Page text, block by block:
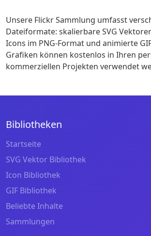
Unsere Flickr Sammlung umfasst
Dateiformate: skalierbare SVG
Icons im PNG-Format und animierte
Grafiken können kostenlos in Ihren
kommerziellen Projekten verwendet
Bibliotheken
Startseite
SVG Vektor Bibliothek
Icon Bibliothek
GIF Bibliothek
Beliebte Inhalte
Sammlungen